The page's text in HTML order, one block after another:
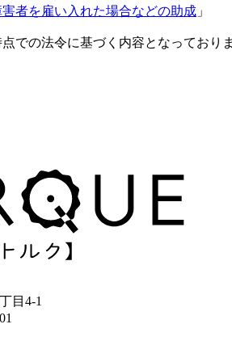
害者を雇い入れた場合などの助成 」
での法令に基づく内容となっており
目4-1